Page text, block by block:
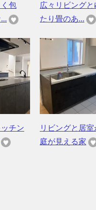
包
広々リビングと
たり畳のあ...
チン
リビングと居室
庭が見える家